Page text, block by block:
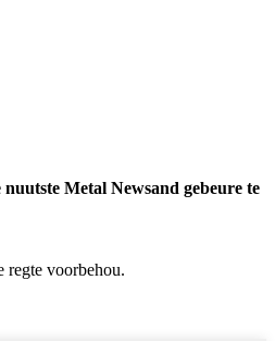
Metal Newsand gebeure te
voorbehou.